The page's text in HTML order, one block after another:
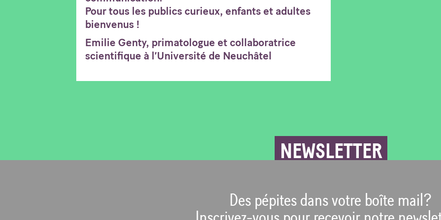
Pour tous les publics curieux, enfants et adultes
bienvenus !
Emilie Genty, primatologue et collaboratrice
scientifique à l’Université de Neuchâtel
Des pépites dans votre boîte mail?
NEWSLETTER